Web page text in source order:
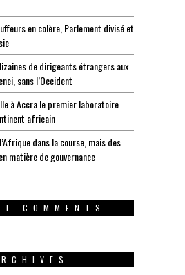
en colère, Parlement divisé et
de dirigeants étrangers aux
sans l’Occident
à Accra le premier laboratoire
africain
dans la course, mais des
matière de gouvernance
COMMENTS